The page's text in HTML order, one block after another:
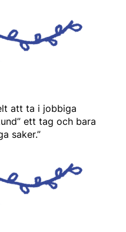
att ta i jobbiga
ett tag och bara
saker.”